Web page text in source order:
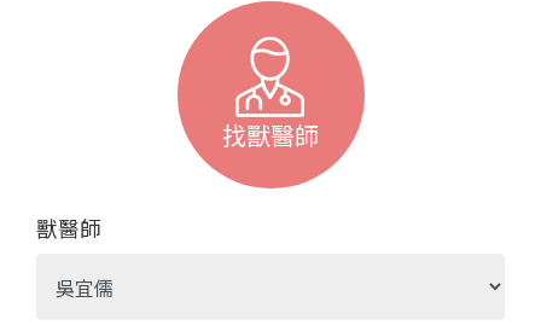
找獸醫師
獸醫師